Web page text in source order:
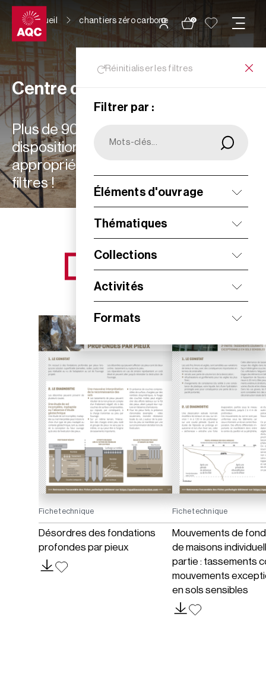
Panneau de gestion des cookies
0
Accueil chantiers zéro carbone
Réinitialiser les filtres
Filtrer par :
Éléments d'ouvrage
Thématiques
Collections
Activités
Formats
Centre de ressources
Plus de 900 ressources à votre
disposition : choisissez les plus
appropriées à vos besoins grâce aux
filtres !
NOS NOUVEAUTÉS
Fiche technique
Désordres des fondations
profondes par pieux
Fiche technique
Mouvements de
de maisons
partie : tassements
mouvements
en sols sensibles